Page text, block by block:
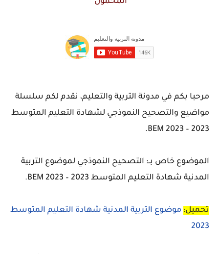
مرحبا بكم في مدونة التربية والتعليم، نقدم لكم سلسلة
مواضيع والتصحيح النموذجي لشهادة التعليم المتوسط
2023 – BEM 2023.
الموضوع خاص بــ: التصحيح النموذجي لموضوع التربية
المدنية شهادة التعليم المتوسط 2023 – BEM 2023.
تحميل: موضوع التربية المدنية شهادة التعليم المتوسط
2023